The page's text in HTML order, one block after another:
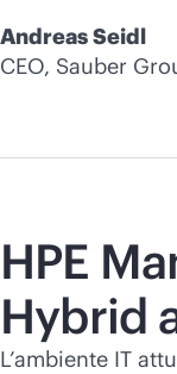
Andreas Seidl
CEO, Sauber
HPE
Hybrid
L’ambiente IT